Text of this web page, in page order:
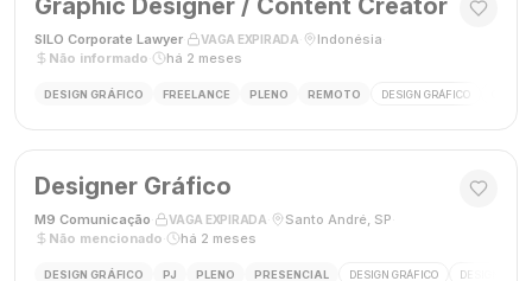
Graphic Designer / Content Creator
SILO Corporate Lawyer VAGA EXPIRADA Indonésia
Não informado
há 2 meses
DESIGN GRÁFICO FREELANCE PLENO REMOTO DESIGN GRÁFICO
Designer Gráfico
M9 Comunicação VAGA EXPIRADA Santo André, SP
Não mencionado
há 2 meses
DESIGN GRÁFICO PJ PLENO PRESENCIAL DESIGN GRÁFICO DESIGNER